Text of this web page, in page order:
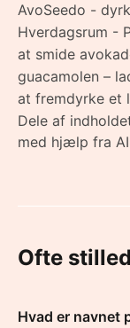
AvoSeedo -
Hverdagsrum -
at smide
guacamolen –
at fremdyrke et
Dele af
med hjælp fra
Ofte
Hvad er navnet